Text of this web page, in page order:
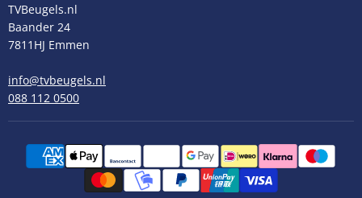
TVBeugels.nl
Baander 24
7811HJ Emmen
info@tvbeugels.nl
088 112 0500